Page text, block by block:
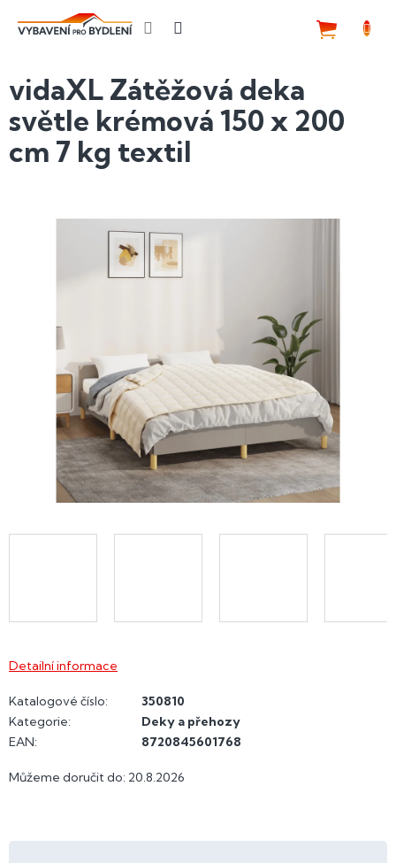
vidaXL Zátěžová deka
světle krémová 150 x 200
cm 7 kg textil
Můžeme doručit do: 20.8.2026
Detailní informace
Katalogové číslo:
350810
Kategorie:
Deky a přehozy
EAN: 8720845601768